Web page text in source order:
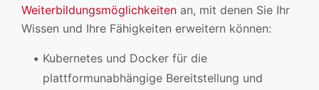
Weiterbildungsmöglichkeiten an, mit denen Sie Ihr
Wissen und Ihre Fähigkeiten erweitern können:
Kubernetes und Docker für die
plattformunabhängige Bereitstellung und